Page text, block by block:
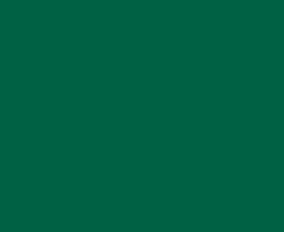
une nouvelle fenêtre)
une nouvelle fenêtre)